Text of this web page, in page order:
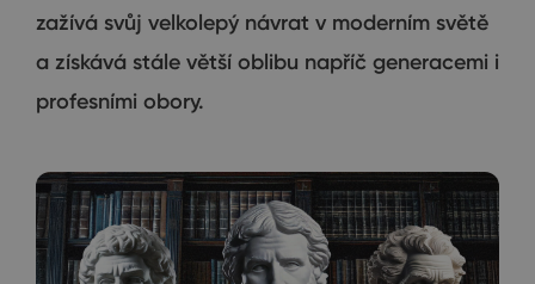
zažívá svůj velkolepý návrat v moderním světě
a získává stále větší oblibu napříč generacemi i
profesními obory.